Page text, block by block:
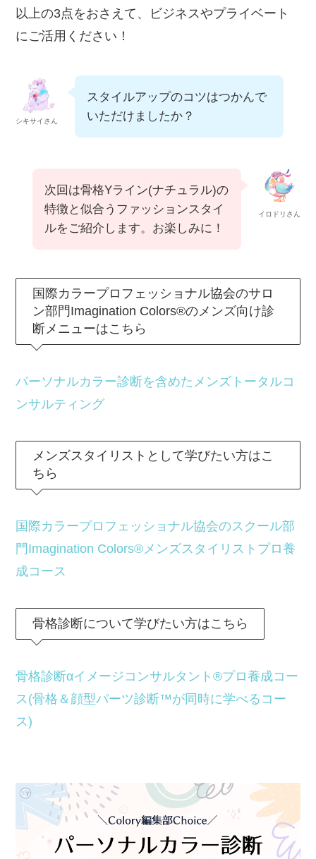
以上の3点をおさえて、ビジネスやプライベート
にご活用ください！
シキサイさん
スタイルアップのコツはつかんで
いただけましたか？
イロドリさん
次回は骨格Yライン(ナチュラル)の
特徴と似合うファッションスタイ
ルをご紹介します。お楽しみに！
国際カラープロフェッショナル協会のサロ
ン部門Imagination Colors®のメンズ向け診
断メニューはこちら
パーソナルカラー診断を含めたメンズトータルコ
ンサルティング
メンズスタイリストとして学びたい方はこ
ちら
国際カラープロフェッショナル協会のスクール部
門Imagination Colors®メンズスタイリストプロ養
成コース
骨格診断について学びたい方はこちら
骨格診断αイメージコンサルタント®プロ養成コー
ス(骨格＆顔型パーツ診断™が同時に学べるコー
ス)